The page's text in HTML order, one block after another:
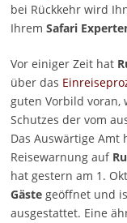
bei Rückkehr wird
Ihrem Safari
Vor einiger Zeit hat
über das
guten Vorbild voran,
Schutzes der vom
Das Auswärtige Amt
Reisewarnung auf
hat gestern am 1.
Gästegeöffnet und
ausgestattet. Eine